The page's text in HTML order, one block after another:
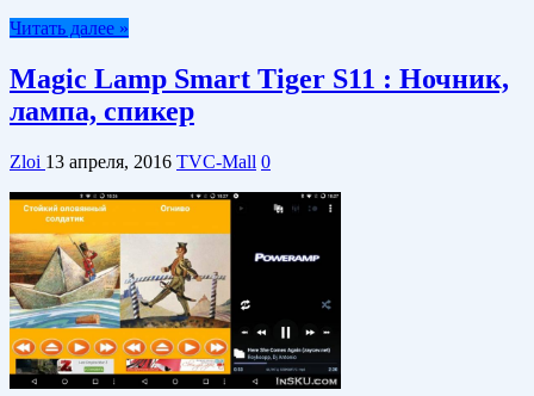
Читать далее »
Magic Lamp Smart Tiger S11 : Ночник,
лампа, спикер
Zloi 13 апреля, 2016 TVC-Mall 0